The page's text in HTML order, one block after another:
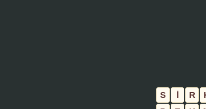
S İ R